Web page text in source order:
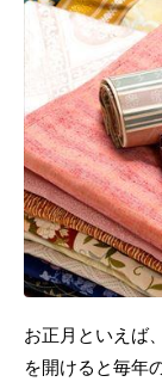
お正月といえば
を開けると毎年